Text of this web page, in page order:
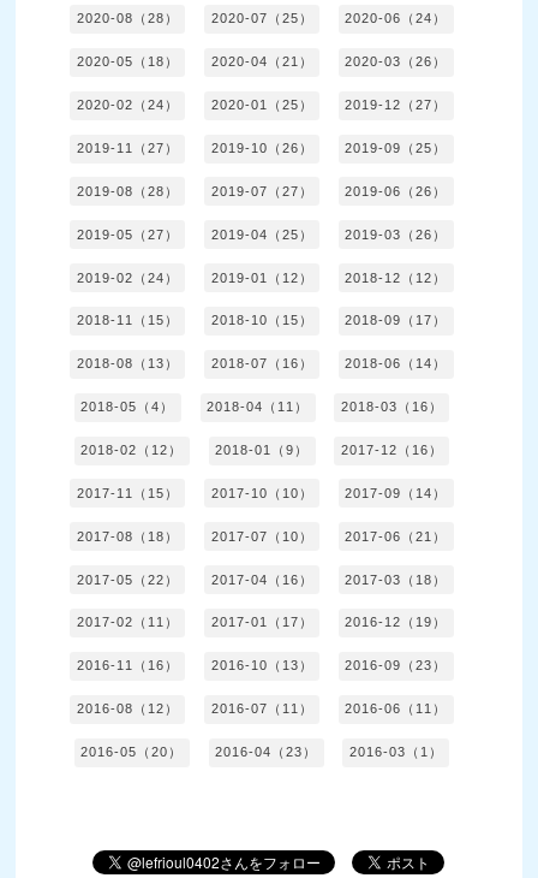
2020-08（28） 2020-07（25） 2020-06（24）
2020-05（18） 2020-04（21） 2020-03（26）
2020-02（24） 2020-01（25） 2019-12（27）
2019-11（27） 2019-10（26） 2019-09（25）
2019-08（28） 2019-07（27） 2019-06（26）
2019-05（27） 2019-04（25） 2019-03（26）
2019-02（24） 2019-01（12） 2018-12（12）
2018-11（15） 2018-10（15） 2018-09（17）
2018-08（13） 2018-07（16） 2018-06（14）
2018-05（4） 2018-04（11） 2018-03（16）
2018-02（12） 2018-01（9） 2017-12（16）
2017-11（15） 2017-10（10） 2017-09（14）
2017-08（18） 2017-07（10） 2017-06（21）
2017-05（22） 2017-04（16） 2017-03（18）
2017-02（11） 2017-01（17） 2016-12（19）
2016-11（16） 2016-10（13） 2016-09（23）
2016-08（12） 2016-07（11） 2016-06（11）
2016-05（20） 2016-04（23） 2016-03（1）